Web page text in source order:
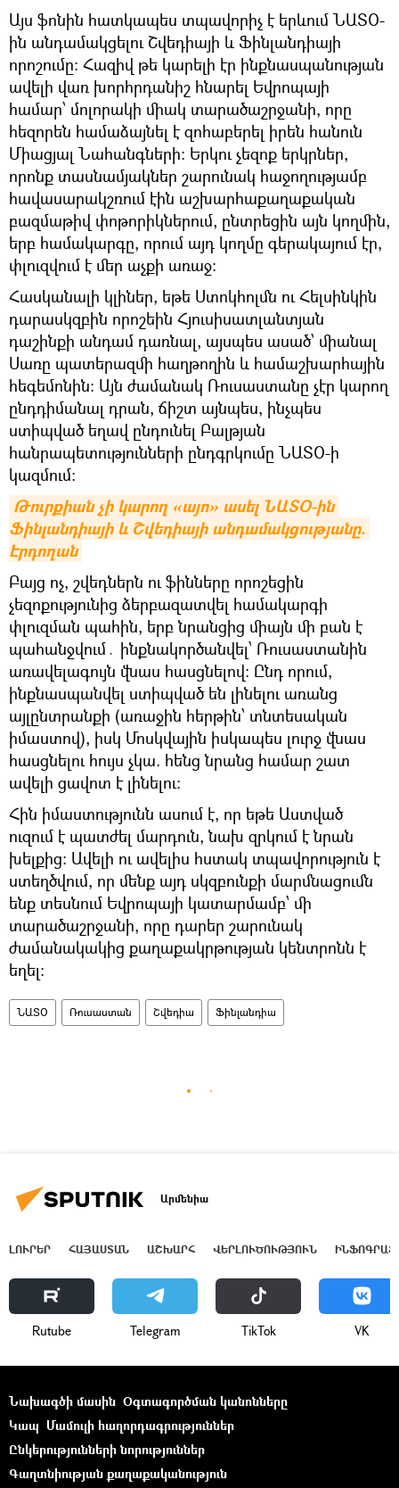
Այս ֆոնին հատկապես տպավորիչ է երևում ՆԱՏՕ-
ին անդամակցելու Շվեդիայի և Ֆինլանդիայի
որոշումը։ Հազիվ թե կարելի էր ինքնասպանության
ավելի վառ խորհրդանիշ հնարել Եվրոպայի
համար՝ մոլորակի միակ տարածաշրջանի, որը
հեզորեն համաձայնել է զոհաբերել իրեն հանուն
Միացյալ Նահանգների: Երկու չեզոք երկրներ,
որոնք տասնամյակներ շարունակ հաջողությամբ
հավասարակշռում էին աշխարհաքաղաքական
բազմաթիվ փոթորիկներում, ընտրեցին այն կողմին,
երբ համակարգը, որում այդ կողմը գերակայում էր,
փլուզվում է մեր աչքի առաջ:
Հասկանալի կլիներ, եթե Ստոկհոլմն ու Հելսինկին
դարասկզբին որոշեին Հյուսիսատլանտյան
դաշինքի անդամ դառնալ, այսպես ասած՝ միանալ
Սառը պատերազմի հաղթողին և համաշխարհային
հեգեմոնին։ Այն ժամանակ Ռուսաստանը չէր կարող
ընդդիմանալ դրան, ճիշտ այնպես, ինչպես
ստիպված եղավ ընդունել Բալթյան
հանրապետությունների ընդգրկումը ՆԱՏՕ-ի
կազմում։
Թուրքիան չի կարող «այո» ասել ՆԱՏՕ-ին
Ֆինլանդիայի և Շվեդիայի անդամակցությանը.
Էրդողան
Բայց ոչ, շվեդներն ու ֆինները որոշեցին
չեզոքությունից ձերբազատվել համակարգի
փլուզման պահին, երբ նրանցից միայն մի բան է
պահանջվում․ ինքնակործանվել՝ Ռուսաստանին
առավելագույն վնաս հասցնելով։ Ընդ որում,
ինքնասպանվել ստիպված են լինելու առանց
այլընտրանքի (առաջին հերթին՝ տնտեսական
իմաստով), իսկ Մոսկվային իսկապես լուրջ վնաս
հասցնելու հույս չկա. հենց նրանց համար շատ
ավելի ցավոտ է լինելու։
Հին իմաստությունն ասում է, որ եթե Աստված
ուզում է պատժել մարդուն, նախ զրկում է նրան
խելքից։ Ավելի ու ավելիս հստակ տպավորություն է
ստեղծվում, որ մենք այդ սկզբունքի մարմնացումն
ենք տեսնում Եվրոպայի կատարմամբ՝ մի
տարածաշրջանի, որը դարեր շարունակ
ժամանակակից քաղաքակրթության կենտրոնն է
եղել։
ՆԱՏՕ Ռուսաստան Շվեդիա Ֆինլանդիա
Արմենիա
ԼՈՒՐԵՐ ՀԱՅԱՍՏԱՆ ԱՇԽԱՐՀ ՎԵՐԼՈՒԾՈՒԹՅՈՒՆ
Rutube Telegram ТikТоk VK
Նախագծի մասին Օգտագործման կանոնները
Կապ Մամուլի հաղորդագրություններ
Ընկերությունների նորություններ
Գաղտնիության քաղաքականություն